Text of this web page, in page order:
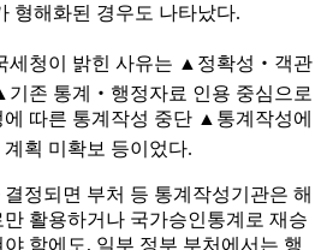
형해화된 경우도 나타났다.
세청이 밝힌 사유는 ▲ 정확성 ‧ 객관
기존 통계 ‧ 행정자료 인용 중심으로
따른 통계작성 중단 ▲ 통계작성에
계획 미확보 등이었다.
정되면 부처 등 통계작성기관은 해
활용하거나 국가승인통계로 재승
함에도, 일부 정부 부처에서는 행